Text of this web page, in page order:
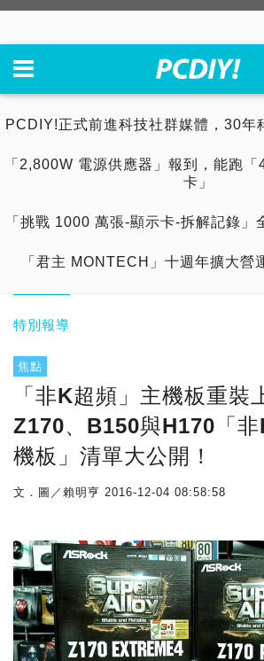
PCDIY!正式前進科技社群媒體，30年
「2,800W 電源供應器」報到，能跑
卡」
「挑戰 1000 萬張-顯示卡-拆解記錄」
「君主 MONTECH」十週年擴大營
特別報導
焦點
「非K超頻」主機板重裝
Z170、B150與H170「
機板」清單大公開！
文．圖／賴明亨 2016-12-04 08:58:58